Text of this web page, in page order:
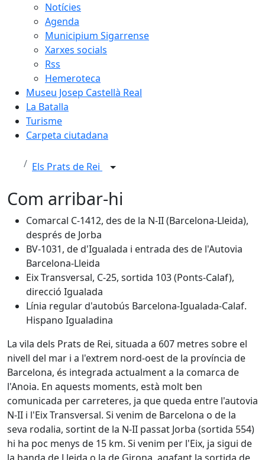
Notícies
Agenda
Municipium Sigarrense
Xarxes socials
Rss
Hemeroteca
Museu Josep Castellà Real
La Batalla
Turisme
Carpeta ciutadana
Els Prats de Rei
Com arribar-hi
Comarcal C-1412, des de la N-II (Barcelona-Lleida),
després de Jorba
BV-1031, de d'Igualada i entrada des de l'Autovia
Barcelona-Lleida
Eix Transversal, C-25, sortida 103 (Ponts-Calaf),
direcció Igualada
Línia regular d'autobús Barcelona-Igualada-Calaf.
Hispano Igualadina
La vila dels Prats de Rei, situada a 607 metres sobre el
nivell del mar i a l'extrem nord-oest de la província de
Barcelona, és integrada actualment a la comarca de
l'Anoia. En aquests moments, està molt ben
comunicada per carreteres, ja que queda entre l'autovia
N-II i l'Eix Transversal. Si venim de Barcelona o de la
seva rodalia, sortint de la N-II passat Jorba (sortida 554)
hi ha poc menys de 15 km. Si venim per l'Eix, ja sigui de